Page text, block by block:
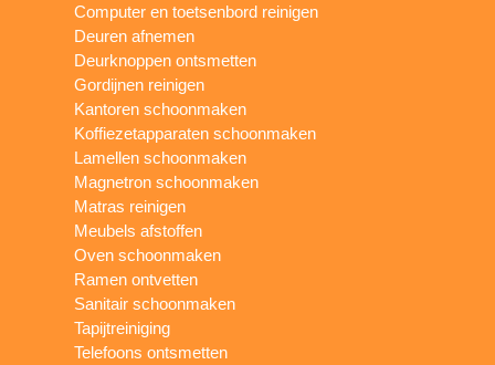
Computer en toetsenbord reinigen
Deuren afnemen
Deurknoppen ontsmetten
Gordijnen reinigen
Kantoren schoonmaken
Koffiezetapparaten schoonmaken
Lamellen schoonmaken
Magnetron schoonmaken
Matras reinigen
Meubels afstoffen
Oven schoonmaken
Ramen ontvetten
Sanitair schoonmaken
Tapijtreiniging
Telefoons ontsmetten